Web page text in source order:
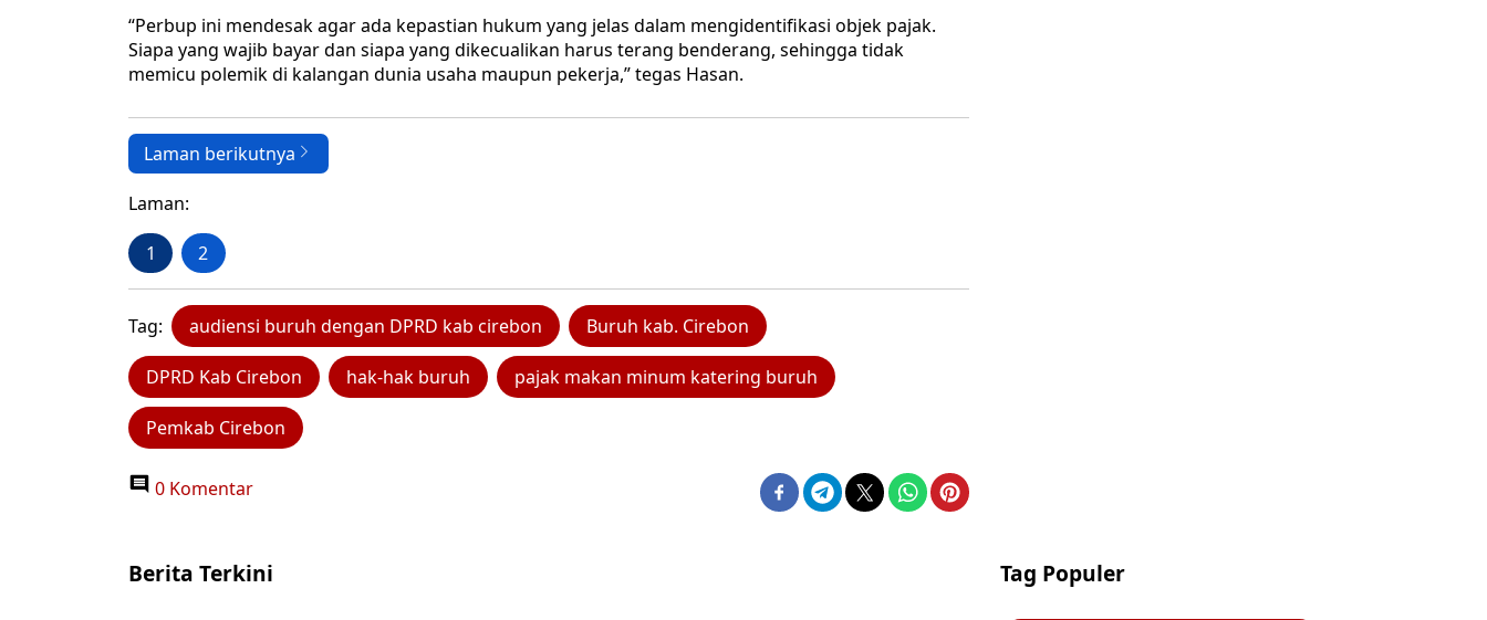
“Perbup ini mendesak agar ada kepastian hukum yang jelas dalam mengidentifikasi objek pajak.
Siapa yang wajib bayar dan siapa yang dikecualikan harus terang benderang, sehingga tidak
memicu polemik di kalangan dunia usaha maupun pekerja,” tegas Hasan.
Laman berikutnya
Laman:
1 2
Tag: audiensi buruh dengan DPRD kab cirebon Buruh kab. Cirebon
DPRD Kab Cirebon hak-hak buruh pajak makan minum katering buruh
Pemkab Cirebon
0 Komentar
Berita Terkini Tag Populer